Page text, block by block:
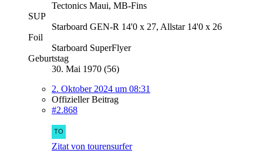
Tectonics Maui, MB-Fins
SUP
Starboard GEN-R 14'0 x 27, Allstar 14'0 x 26
Foil
Starboard SuperFlyer
Geburtstag
30. Mai 1970 (56)
2. Oktober 2024 um 08:31
Offizieller Beitrag
#2.868
Zitat von tourensurfer